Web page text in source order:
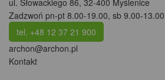
Zadzwoń pn-pt 8.00-19.00, sb 9.00-13.00
tel. +48 12 37 21 900
archon@archon.pl
Kontakt